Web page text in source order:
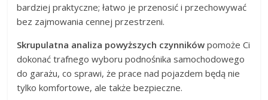
bardziej praktyczne; łatwo je przenosić i przechowywać
bez zajmowania cennej przestrzeni.
Skrupulatna analiza powyższych czynników pomoże Ci
dokonać trafnego wyboru podnośnika samochodowego
do garażu, co sprawi, że prace nad pojazdem będą nie
tylko komfortowe, ale także bezpieczne.